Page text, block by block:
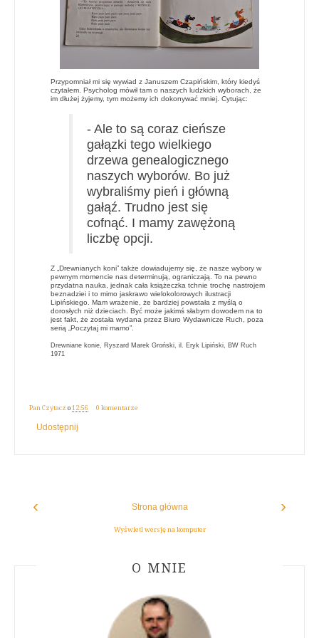
Przypomniał mi się wywiad z Januszem Czapińskim, który kiedyś
czytałem. Psycholog mówił tam o naszych ludzkich wyborach, że
im dłużej żyjemy, tym możemy ich dokonywać mniej. Cytując:
- Ale to są coraz cieńsze
gałązki tego wielkiego
drzewa genealogicznego
naszych wyborów. Bo już
wybraliśmy pień i główną
gałąź. Trudno jest się
cofnąć. I mamy zawężoną
liczbę opcji.
Z „Drewnianych koni” także dowiadujemy się, że nasze wybory w
pewnym momencie nas determinują, ograniczają. To na pewno
przydatna nauka, jednak cała książeczka tchnie trochę nastrojem
beznadziei i to mimo jaskrawo wielokolorowych ilustracji
Lipińskiego. Mam wrażenie, że bardziej powstała z myślą o
dorosłych niż dzieciach. Być może jakimś słabym dowodem na to
jest fakt, że została wydana przez Biuro Wydawnicze Ruch, poza
serią „Poczytaj mi mamo”.
Drewniane konie, Ryszard Marek Groński, il. Eryk Lipiński, BW Ruch
1971
Pan Czytacz o 12:56 0 komentarze
Udostępnij
‹ ›
Strona główna
Wyświetl wersję na komputer
ABOUT AUTHOR
O MNIE